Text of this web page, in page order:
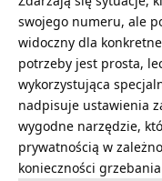
swojego numeru, ale
widoczny dla
potrzeby jest prosta,
wykorzystująca
nadpisuje ustawienia
wygodne narzędzie,
prywatnością w
konieczności